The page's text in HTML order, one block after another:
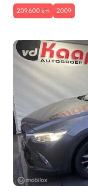
209.600 km 2009